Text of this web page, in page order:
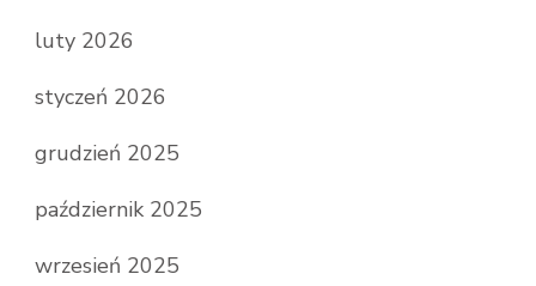
luty 2026
styczeń 2026
grudzień 2025
październik 2025
wrzesień 2025